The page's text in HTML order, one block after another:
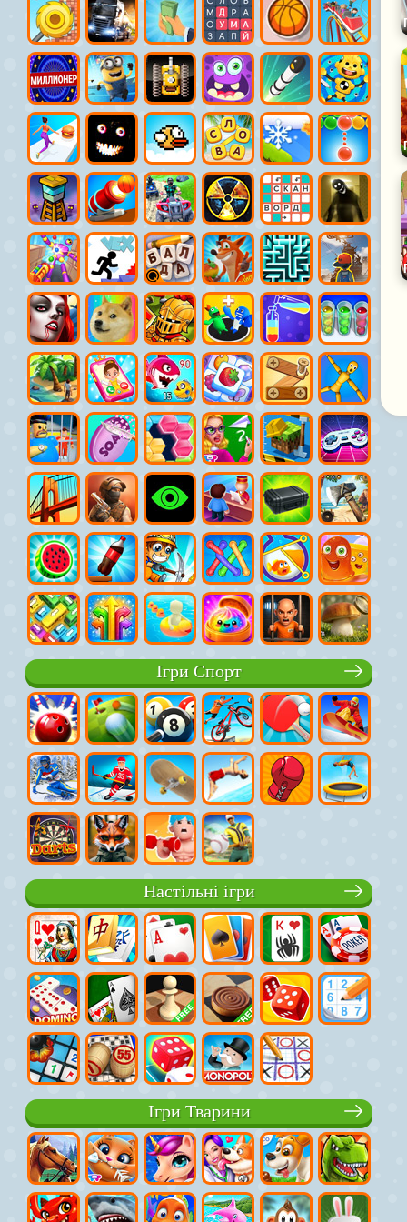
Ігри Спорт
Настільні ігри
Ігри Тварини